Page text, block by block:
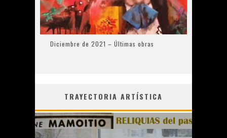
Diciembre de 2021 – Últimas obras
TRAYECTORIA ARTÍSTICA